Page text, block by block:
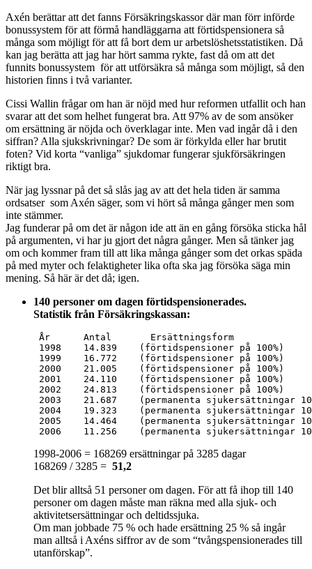
Axén berättar att det fanns Försäkringskassor där man förr införde
bonussystem för att förmå handläggarna att förtidspensionera så
många som möjligt för att få bort dem ur arbetslöshetsstatistiken. Då
kan jag berätta att jag har hört samma rykte, fast då om att det
funnits bonussystem för att utförsäkra så många som möjligt, så den
historien finns i två varianter.
Cissi Wallin frågar om han är nöjd med hur reformen utfallit och han
svarar att det som helhet fungerat bra. Att 97% av de som ansöker
om ersättning är nöjda och överklagar inte. Men vad ingår då i den
siffran? Alla sjukskrivningar? De som är förkylda eller har brutit
foten? Vid korta “vanliga” sjukdomar fungerar sjukförsäkringen
riktigt bra.
När jag lyssnar på det så slås jag av att det hela tiden är samma
ordsatser som Axén säger, som vi hört så många gånger men som
inte stämmer.
Jag funderar på om det är någon ide att än en gång försöka sticka hål
på argumenten, vi har ju gjort det några gånger. Men så tänker jag
om och kommer fram till att lika många gånger som det orkas späda
på med myter och felaktigheter lika ofta ska jag försöka säga min
mening. Så här är det då; igen.
140 personer om dagen förtidspensionerades.
Statistik från Försäkringskassan:
År      Antal       Ersättningsform
1998    14.839    (förtidspensioner på 100%)
1999    16.772    (förtidspensioner på 100%)
2000    21.005    (förtidspensioner på 100%)
2001    24.110    (förtidspensioner på 100%)
2002    24.813    (förtidspensioner på 100%)
2003    21.687    (permanenta sjukersättningar
2004    19.323    (permanenta sjukersättningar
2005    14.464    (permanenta sjukersättningar
2006    11.256    (permanenta sjukersättningar
1998-2006 = 168269 ersättningar på 3285 dagar
168269 / 3285 = 51,2
Det blir alltså 51 personer om dagen. För att få ihop till 140
personer om dagen måste man räkna med alla sjuk- och
aktivitetsersättningar och deltidssjuka.
Om man jobbade 75 % och hade ersättning 25 % så ingår
man alltså i Axéns siffror av de som “tvångspensionerades till
utanförskap”.